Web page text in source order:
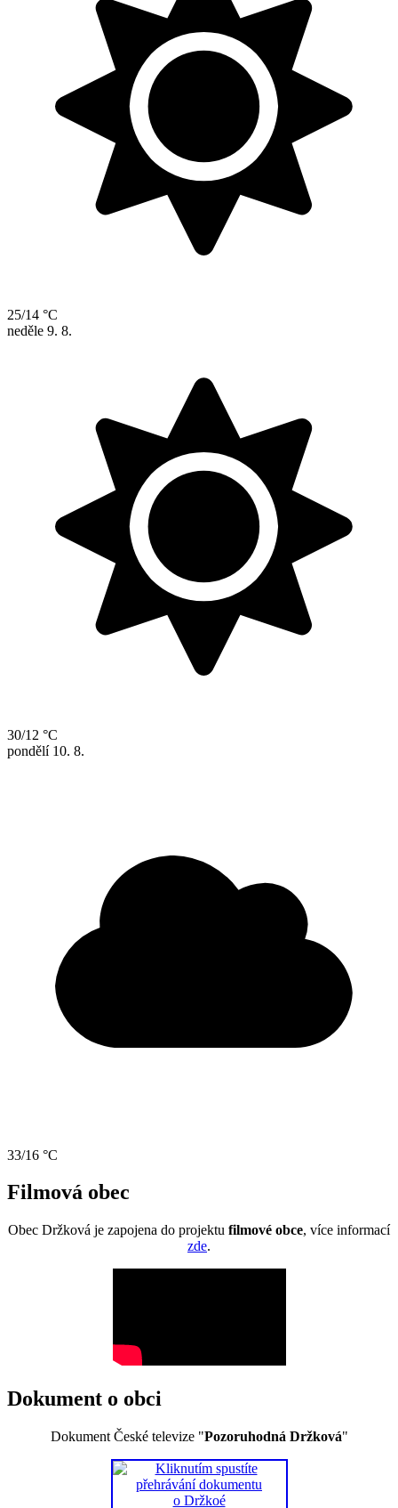
25/14 °C
neděle 9. 8.
30/12 °C
pondělí 10. 8.
33/16 °C
Filmová obec
Obec Držková je zapojena do projektu filmové obce, více informací
zde.
Dokument o obci
Dokument České televize "Pozoruhodná Držková"